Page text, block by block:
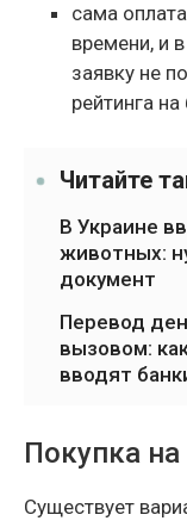
сама
времени, и
заявку не
рейтинга
Читайте
В Украине
животных:
документ
Перевод
вызовом:
вводят
Покупка
Существует